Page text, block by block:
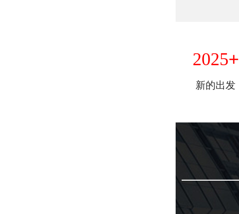
2025+
新的出发